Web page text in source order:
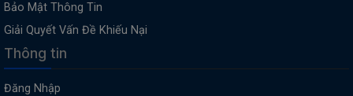
Bảo Mật Thông Tin
Giải Quyết Vấn Đề Khiếu Nại
Thông tin
Đăng Nhập